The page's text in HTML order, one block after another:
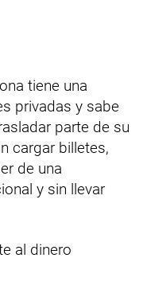
tiene una
privadas y sabe
parte de su
cargar billetes,
de una
y sin llevar
al dinero